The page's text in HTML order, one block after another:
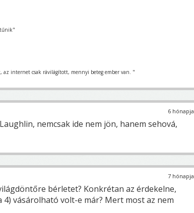
tűnik"
az internet csak rávilágított, mennyi beteg ember van. "
6 hónapja
nemcsak ide nem jön, hanem sehová,
7 hónapja
bérletet? Konkrétan az érdekelne,
vásárolható volt-e már? Mert most az nem